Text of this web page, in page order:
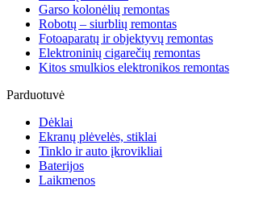
Garso kolonėlių remontas
Robotų – siurblių remontas
Fotoaparatų ir objektyvų remontas
Elektroninių cigarečių remontas
Kitos smulkios elektronikos remontas
Parduotuvė
Dėklai
Ekranų plėvelės, stiklai
Tinklo ir auto įkrovikliai
Baterijos
Laikmenos